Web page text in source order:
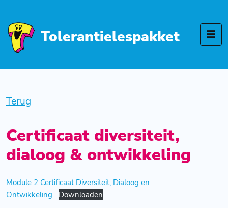
Tolerantielespakket
Terug
Certificaat diversiteit,
dialoog & ontwikkeling
Module 2 Certificaat Diversiteit, Dialoog en
Ontwikkeling
Downloaden